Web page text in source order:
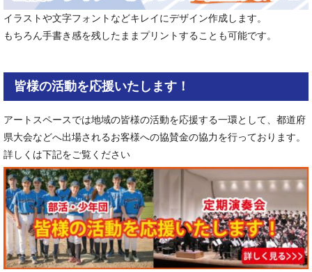
イラストや文字フォントなどキレイにデザイン作成します。
もちろん手書き感を残したままプリントすることも可能です。
皆様の活動を応援いたします！
アートスペースでは地域の皆様の活動を応援する一環として、都道府
県大会などへ出場されるお客様への協賛金の協力を行っております。
詳しくは下記をご覧ください